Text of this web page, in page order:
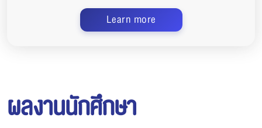
Learn more
ผลงานนักศึกษา